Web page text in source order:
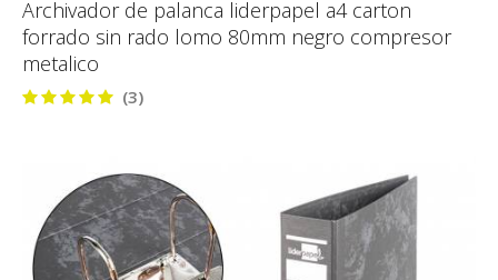
Archivador de palanca liderpapel a4 carton
forrado sin rado lomo 80mm negro compresor
metalico
(3)